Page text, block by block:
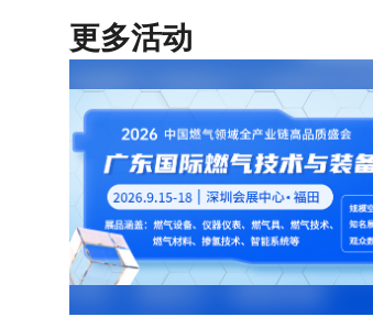
更多活动